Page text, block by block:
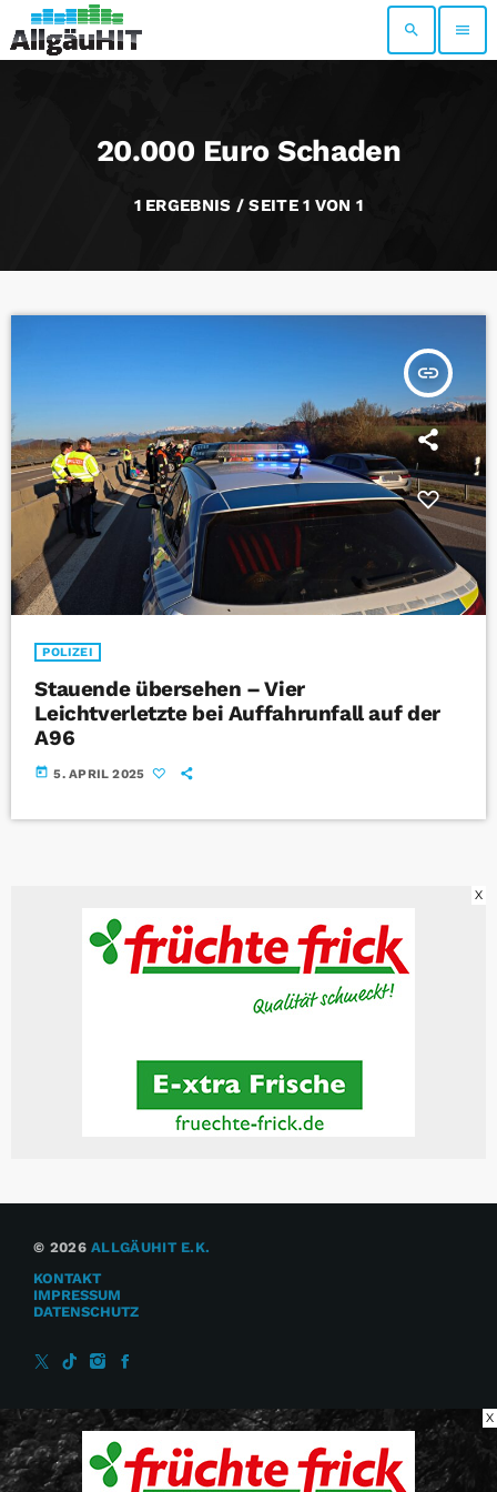
search menu
20.000 Euro Schaden
1 ERGEBNIS / SEITE 1 VON 1
insert_link
POLIZEI
Stauende übersehen – Vier
Leichtverletzte bei Auffahrunfall auf der
A96
today 5. APRIL 2025
X
© 2026ALLGÄUHIT E.K.
KONTAKT
IMPRESSUM
DATENSCHUTZ
X